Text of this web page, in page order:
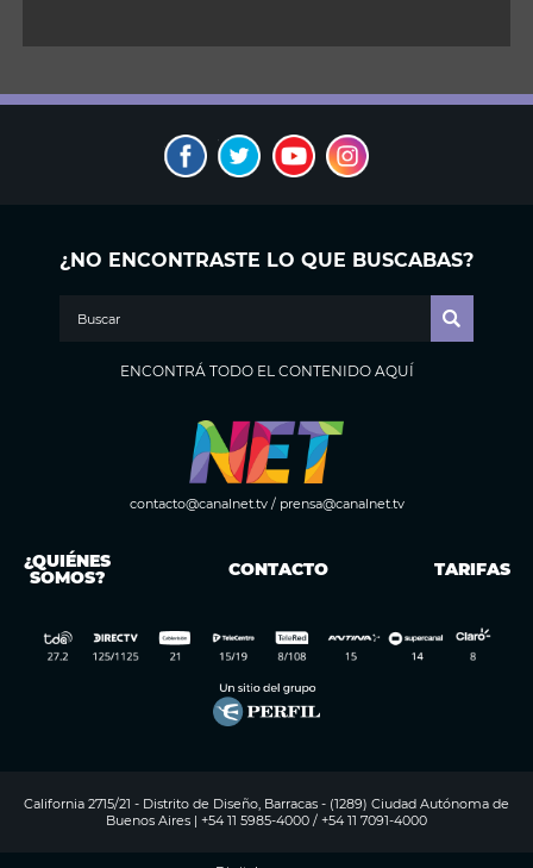
¿NO ENCONTRASTE LO QUE BUSCABAS?
ENCONTRÁ TODO EL CONTENIDO AQUÍ
contacto@canalnet.tv/ prensa@canalnet.tv
¿QUIÉNES
SOMOS? CONTACTO TARIFAS
California 2715/21 - Distrito de Diseño, Barracas - (1289) Ciudad Autónoma de
Buenos Aires | +54 11 5985-4000 / +54 11 7091-4000